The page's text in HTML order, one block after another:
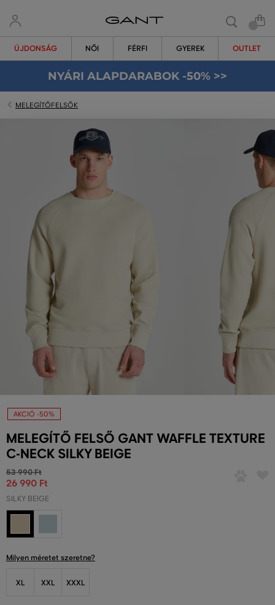
ÚJDONSÁG NŐI FÉRFI GYEREK OUTLET
NYÁRI ALAPDARABOK -50% >>
MELEGÍTŐFELSŐK
AKCIÓ -50%
MELEGÍTŐ FELSŐ GANT WAFFLE TEXTURE
C-NECK SILKY BEIGE
53 990 Ft
26 990 Ft
SILKY BEIGE
Milyen méretet szeretne?
XL XXL XXXL